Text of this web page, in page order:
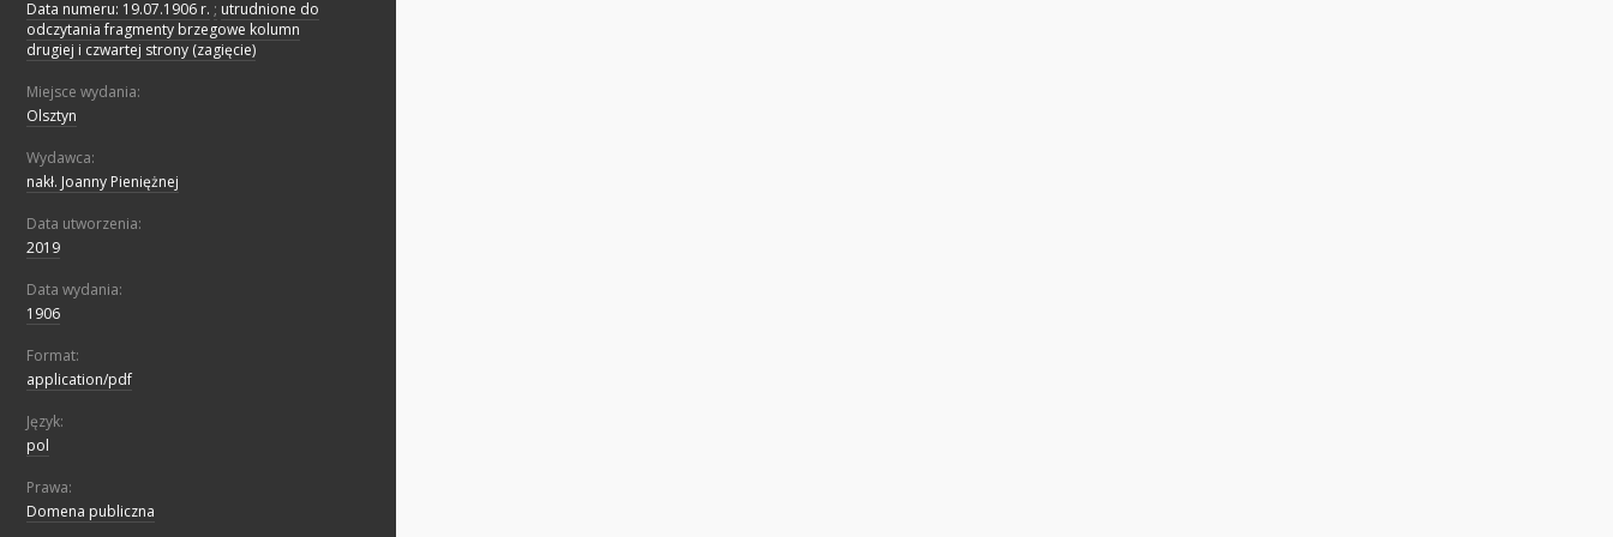
Data numeru: 19.07.1906 r. ; utrudnione do
odczytania fragmenty brzegowe kolumn
drugiej i czwartej strony (zagięcie)
Miejsce wydania:
Olsztyn
Wydawca:
nakł. Joanny Pieniężnej
Data utworzenia:
2019
Data wydania:
1906
Format:
application/pdf
Język:
pol
Prawa:
Domena publiczna